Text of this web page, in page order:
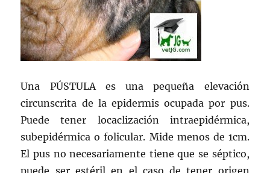
Una PÚSTULA es una pequeña elevación
circunscrita de la epidermis ocupada por pus.
Puede tener locaclización intraepidérmica,
subepidérmica o folicular. Mide menos de 1cm.
El pus no necesariamente tiene que se séptico,
puede ser estéril en el caso de tener origen